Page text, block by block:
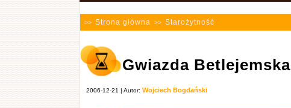
>> Strona główna >> Starożytność
Gwiazda Betlejemska
2006-12-21 | Autor: Wojciech Bogdański